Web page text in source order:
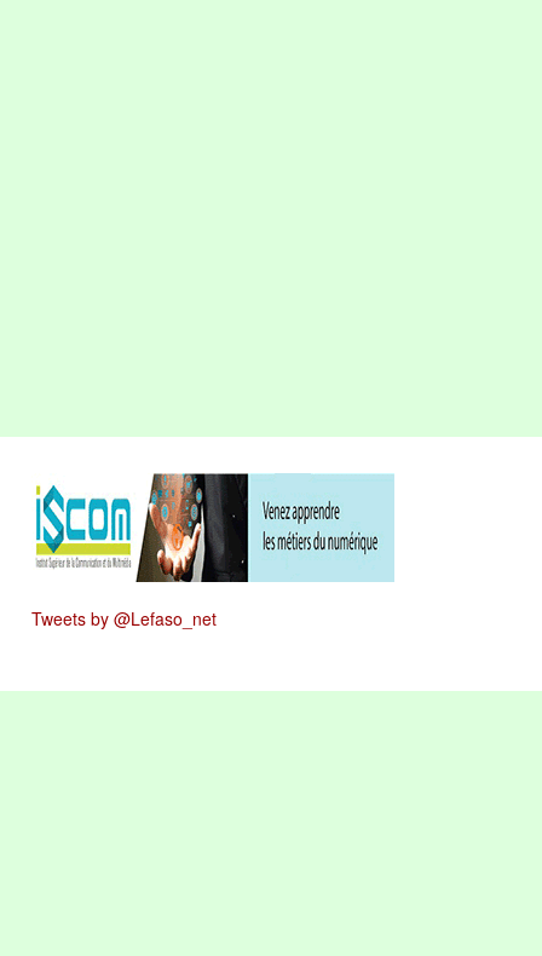
Tweets by @Lefaso_net